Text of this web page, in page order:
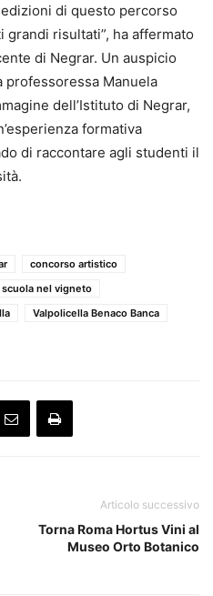
di questo percorso
risultati”, ha affermato
di Negrar. Un auspicio
professoressa Manuela
dell’Istituto di Negrar,
formativa
di raccontare agli studenti il
concorso artistico
scuola nel vigneto
Valpolicella Benaco Banca
Articolo successivo
Torna Roma Hortus Vini al
Museo Orto Botanico